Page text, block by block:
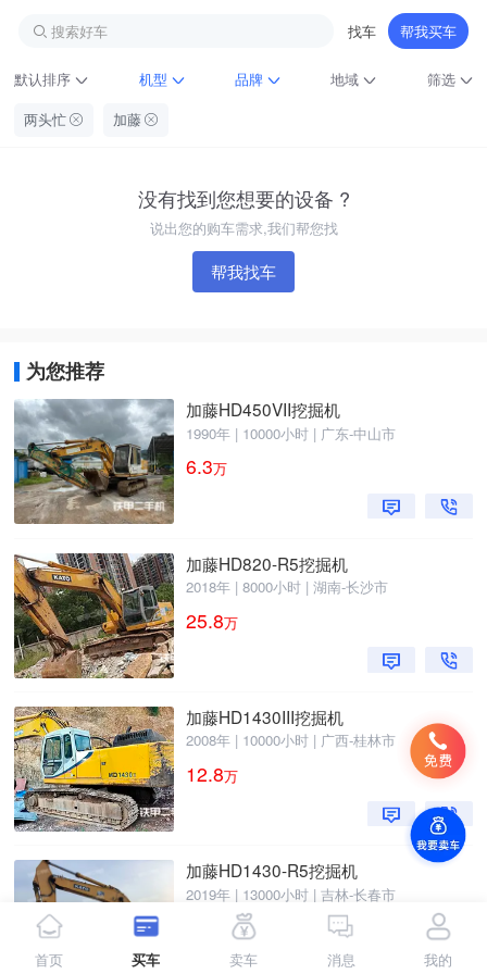
搜索好车 找车 帮我买车
默认排序 机型 品牌 地域
筛选
两头忙
加藤
没有找到您想要的设备 ?
说出您的购车需求,我们帮您找
帮我找车
为您推荐
加藤HD450VII挖掘机
1990年 | 10000小时 | 广东-中山市
6.3万
加藤HD820-R5挖掘机
2018年 | 8000小时 | 湖南-长沙市
25.8万
加藤HD1430III挖掘机
2008年 | 10000小时 | 广西-桂林市
12.8万
加藤HD1430-R5挖掘机
2019年 | 13000小时 | 吉林-长春市
万
首页
买车 卖车 消息 我的